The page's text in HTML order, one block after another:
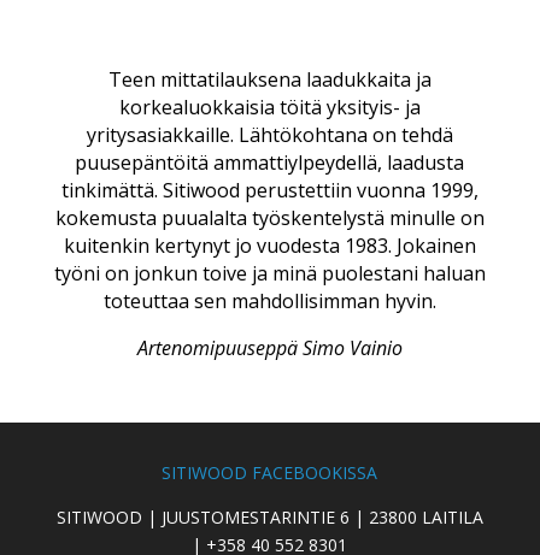
Teen mittatilauksena laadukkaita ja
korkealuokkaisia töitä yksityis- ja
yritysasiakkaille. Lähtökohtana on tehdä
puusepäntöitä ammattiylpeydellä, laadusta
tinkimättä. Sitiwood perustettiin vuonna 1999,
kokemusta puualalta työskentelystä minulle on
kuitenkin kertynyt jo vuodesta 1983. Jokainen
työni on jonkun toive ja minä puolestani haluan
toteuttaa sen mahdollisimman hyvin.
Artenomipuuseppä Simo Vainio
SITIWOOD FACEBOOKISSA
SITIWOOD | JUUSTOMESTARINTIE 6 | 23800 LAITILA
| +358 40 552 8301